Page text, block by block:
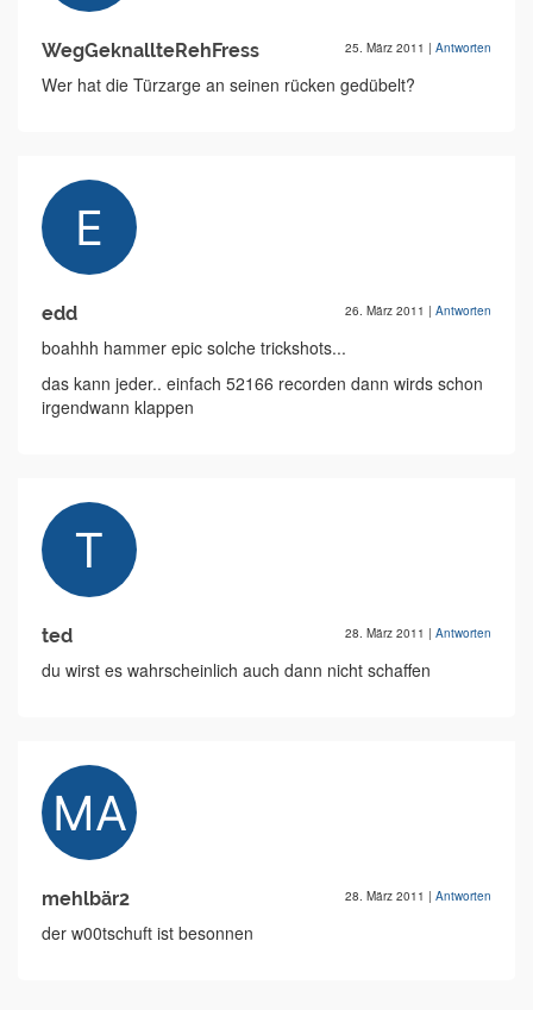
WegGeknallteRehFress 25. März 2011 | Antworten
Wer hat die Türzarge an seinen rücken gedübelt?
edd 26. März 2011 | Antworten
boahhh hammer epic solche trickshots...
das kann jeder.. einfach 52166 recorden dann wirds schon
irgendwann klappen
ted 28. März 2011 | Antworten
du wirst es wahrscheinlich auch dann nicht schaffen
mehlbär2 28. März 2011 | Antworten
der w00tschuft ist besonnen